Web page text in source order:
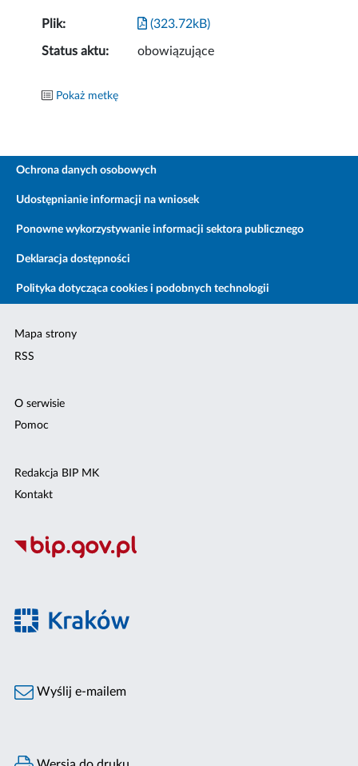
Plik: (323.72kB)
Status aktu: obowiązujące
Pokaż metkę
Ochrona danych osobowych
Udostępnianie informacji na wniosek
Ponowne wykorzystywanie informacji sektora publicznego
Deklaracja dostępności
Polityka dotycząca cookies i podobnych technologii
Mapa strony
RSS
O serwisie
Pomoc
Redakcja BIP MK
Kontakt
Wyślij e-mailem